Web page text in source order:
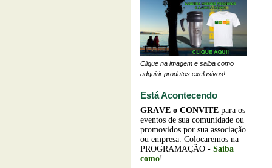
Clique na imagem e saiba como
adquirir produtos exclusivos!
Está Acontecendo
GRAVE o CONVITE para os
eventos de sua comunidade ou
promovidos por sua associação
ou empresa. Colocaremos na
PROGRAMAÇÃO - Saiba
como!